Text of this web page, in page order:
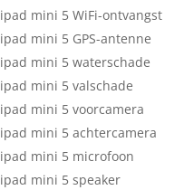
ipad mini 5 WiFi-ontvangst
ipad mini 5 GPS-antenne
ipad mini 5 waterschade
ipad mini 5 valschade
ipad mini 5 voorcamera
ipad mini 5 achtercamera
ipad mini 5 microfoon
ipad mini 5 speaker